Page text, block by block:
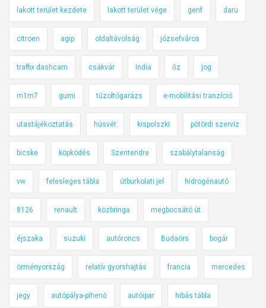
lakott terület kezdete lakott terület vége genf daru
citroen agip oldaltávolság józsefváros
traffix dashcam csákvár India őz jog
m1m7 gumi tűzoltógarázs e-mobilitási tranzíció
utastájékoztatás húsvét kispolszki pötördi szerviz
bicske köpködés Szentendre szabálytalanság
vw felesleges tábla útburkolati jel hidrogénautó
8126 renault közbringa megbocsátó út
éjszaka suzuki autóroncs Budaörs bogár
örményország relatív gyorshajtás francia mercedes
jegy autópálya-pihenő autóipar hibás tábla